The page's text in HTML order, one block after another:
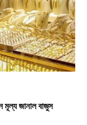
মূল্য জানাল বাজুস